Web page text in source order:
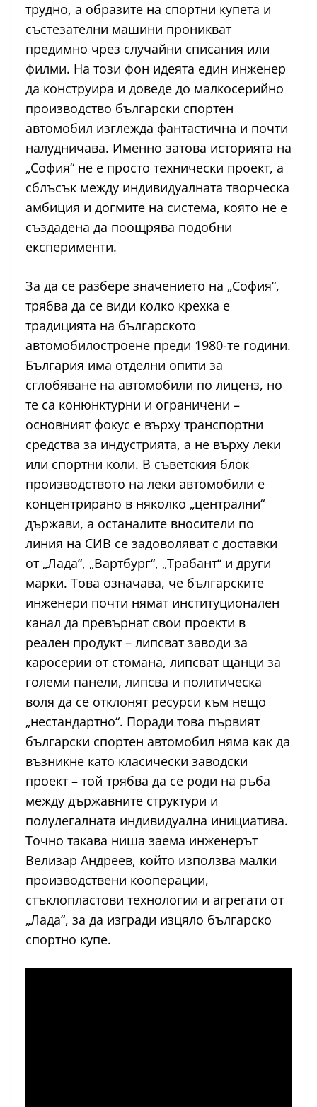
трудно, а образите на спортни купета и
състезателни машини проникват
предимно чрез случайни списания или
филми. На този фон идеята един инженер
да конструира и доведе до малкосерийно
производство български спортен
автомобил изглежда фантастична и почти
налудничава. Именно затова историята на
„София“ не е просто технически проект, а
сблъсък между индивидуалната творческа
амбиция и догмите на система, която не е
създадена да поощрява подобни
експерименти.
За да се разбере значението на „София“,
трябва да се види колко крехка е
традицията на българското
автомобилостроене преди 1980-те години.
България има отделни опити за
сглобяване на автомобили по лиценз, но
те са конюнктурни и ограничени –
основният фокус е върху транспортни
средства за индустрията, а не върху леки
или спортни коли. В съветския блок
производството на леки автомобили е
концентрирано в няколко „централни“
държави, а останалите вносители по
линия на СИВ се задоволяват с доставки
от „Лада“, „Вартбург“, „Трабант“ и други
марки. Това означава, че българските
инженери почти нямат институционален
канал да превърнат свои проекти в
реален продукт – липсват заводи за
каросерии от стомана, липсват щанци за
големи панели, липсва и политическа
воля да се отклонят ресурси към нещо
„нестандартно“. Поради това първият
български спортен автомобил няма как да
възникне като класически заводски
проект – той трябва да се роди на ръба
между държавните структури и
полулегалната индивидуална инициатива.
Точно такава ниша заема инженерът
Велизар Андреев, който използва малки
производствени кооперации,
стъклопластови технологии и агрегати от
„Лада“, за да изгради изцяло българско
спортно купе.